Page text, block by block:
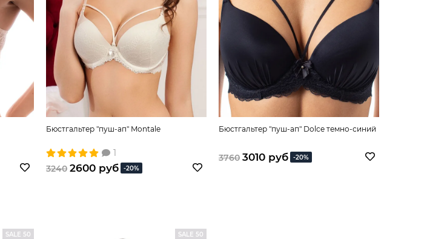
Бюстгальтер "пуш-ап" Montale
1
3240 2600 руб -20%
Бюстгальтер "пуш-ап" Dolce темно-синий
3760 3010 руб -20%
SALE 50 SALE 50